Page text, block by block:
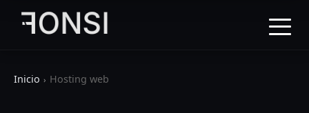
Inicio Hosting web